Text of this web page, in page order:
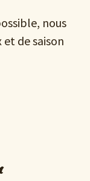
nous
de saison